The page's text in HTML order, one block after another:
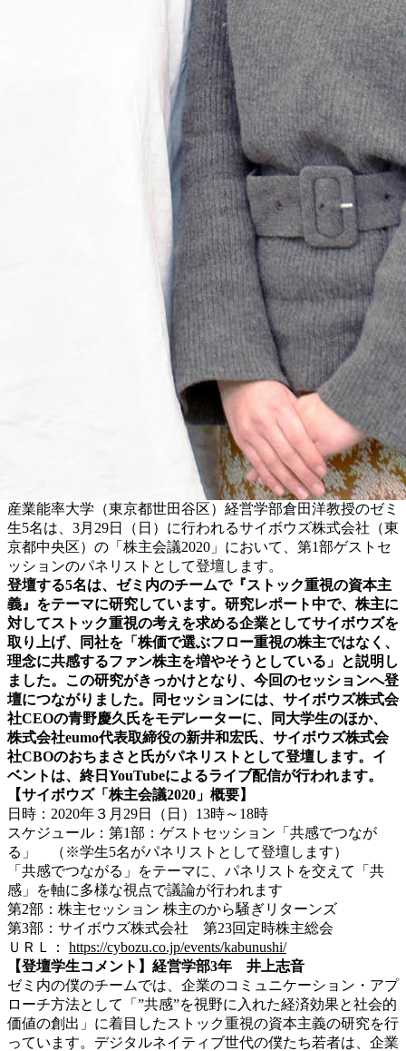
産業能率大学（東京都世田谷区）経営学部倉田洋教授のゼミ
生5名は、3月29日（日）に行われるサイボウズ株式会社（東
京都中央区）の「株主会議2020」において、第1部ゲストセ
ッションのパネリストとして登壇します。
登壇する5名は、ゼミ内のチームで『ストック重視の資本主
義』をテーマに研究しています。研究レポート中で、株主に
対してストック重視の考えを求める企業としてサイボウズを
取り上げ、同社を「株価で選ぶフロー重視の株主ではなく、
理念に共感するファン株主を増やそうとしている」と説明し
ました。この研究がきっかけとなり、今回のセッションへ登
壇につながりました。同セッションには、サイボウズ株式会
社CEOの青野慶久氏をモデレーターに、同大学生のほか、
株式会社eumo代表取締役の新井和宏氏、サイボウズ株式会
社CBOのおちまさと氏がパネリストとして登壇します。イ
ベントは、終日YouTubeによるライブ配信が行われます。
【サイボウズ「株主会議2020」概要】
日時：2020年３月29日（日）13時～18時
スケジュール：第1部：ゲストセッション「共感でつなが
る」 （※学生5名がパネリストとして登壇します）
「共感でつながる」をテーマに、パネリストを交えて「共
感」を軸に多様な視点で議論が行われます
第2部：株主セッション 株主のから騒ぎリターンズ
第3部：サイボウズ株式会社 第23回定時株主総会
ＵＲＬ： https://cybozu.co.jp/events/kabunushi/
【登壇学生コメント】経営学部3年 井上志音
ゼミ内の僕のチームでは、企業のコミュニケーション・アプ
ローチ方法として「”共感”を視野に入れた経済効果と社会的
価値の創出」に着目したストック重視の資本主義の研究を行
っています。デジタルネイティブ世代の僕たち若者は、企業